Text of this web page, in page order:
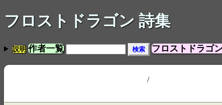
フロストドラゴン 詩集
説明 作者一覧 フロストドラゴ
/